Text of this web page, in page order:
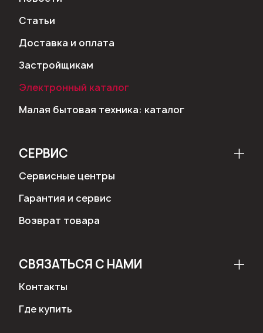
Статьи
Доставка и оплата
Застройщикам
Электронный каталог
Малая бытовая техника: каталог
СЕРВИС
Сервисные центры
Гарантия и сервис
Возврат товара
СВЯЗАТЬСЯ С НАМИ
Контакты
Где купить